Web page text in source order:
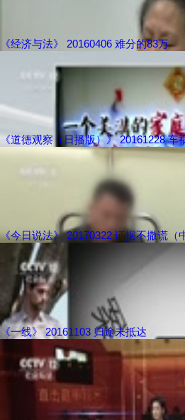
《经济与法》 20160406 难分的83万
《道德观察（日播版）》 20161228 车
《今日说法》 20170322 证据不撒谎（
《一线》 20161103 归途未抵达